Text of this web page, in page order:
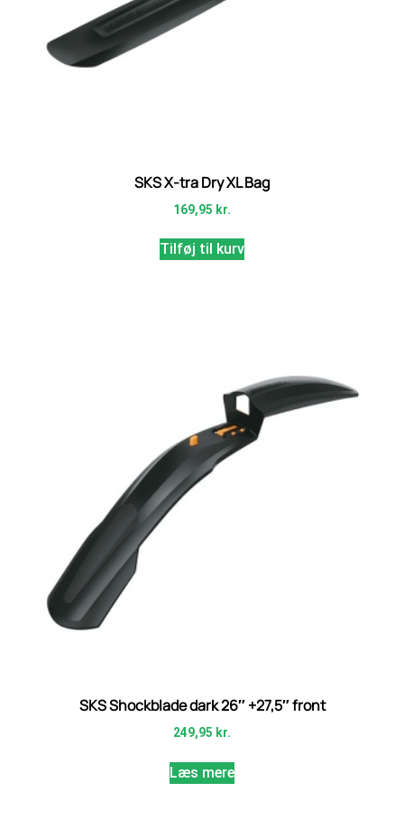
SKS X-tra Dry XL Bag
169,95 kr.
Tilføj til kurv
SKS Shockblade dark 26″ +27,5″ front
249,95 kr.
Læs mere